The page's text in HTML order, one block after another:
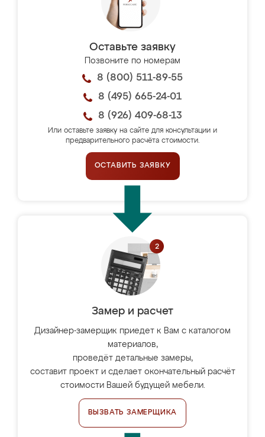
Оставьте заявку
Позвоните по номерам
8 (800) 511-89-55
8 (495) 665-24-01
8 (926) 409-68-13
Или оставьте заявку на сайте для консультации и
предварительного расчёта стоимости.
ОСТАВИТЬ ЗАЯВКУ
Замер и расчет
Дизайнер-замерщик приедет к Вам с каталогом
материалов,
проведёт детальные замеры,
составит проект и сделает окончательный расчёт
стоимости Вашей будущей мебели.
ВЫЗВАТЬ ЗАМЕРЩИКА